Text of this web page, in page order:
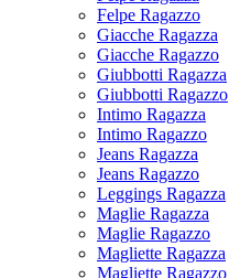
Felpe Ragazzo
Giacche Ragazza
Giacche Ragazzo
Giubbotti Ragazza
Giubbotti Ragazzo
Intimo Ragazza
Intimo Ragazzo
Jeans Ragazza
Jeans Ragazzo
Leggings Ragazza
Maglie Ragazza
Maglie Ragazzo
Magliette Ragazza
Magliette Ragazzo